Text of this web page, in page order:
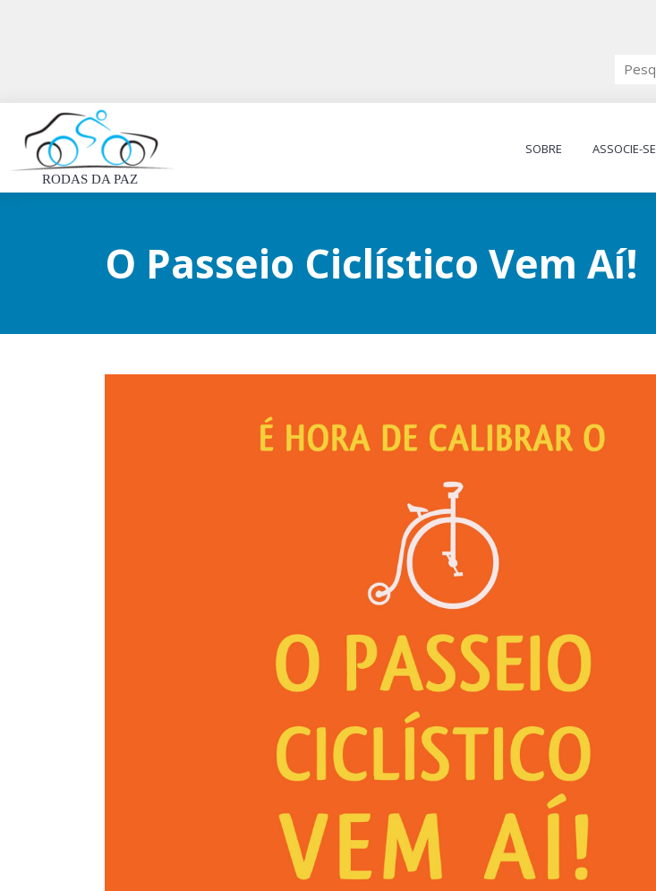
RODAS DA PAZ
SOBRE ASSOCIE-SE
O Passeio Ciclístico Vem Aí!